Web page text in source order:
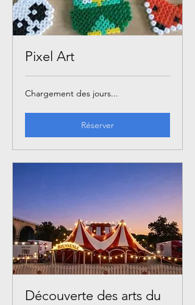
Pixel Art
Chargement des jours...
Réserver
Découverte des arts du